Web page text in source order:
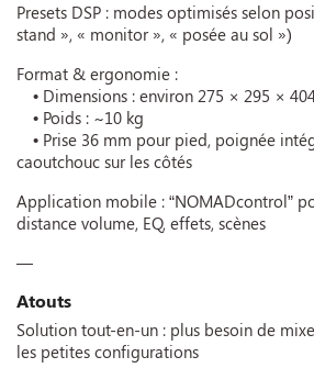
Presets DSP : modes optimisés selon
stand », « monitor », « posée au sol »)
Format & ergonomie :
• Dimensions : environ 275 × 295 ×
• Poids : ~10 kg
• Prise 36 mm pour pied, poignée
caoutchouc sur les côtés
Application mobile : “NOMADcontrol”
distance volume, EQ, effets, scènes
—
Atouts
Solution tout-en-un : plus besoin de
les petites configurations